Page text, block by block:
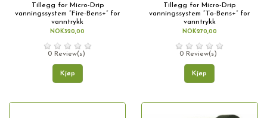
Tillegg for Micro-Drip
vanningssystem “Fire-Bens+” for
vanntrykk
NOK320,00
0 Review(s)
Kjøp
Tillegg for Micro-Drip
vanningssystem “To-Bens+” for
vanntrykk
NOK270,00
0 Review(s)
Kjøp